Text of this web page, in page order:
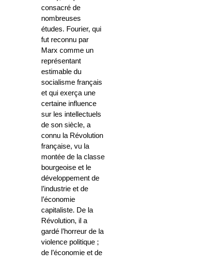
consacré de
nombreuses
études. Fourier, qui
fut reconnu par
Marx comme un
représentant
estimable du
socialisme français
et qui exerça une
certaine influence
sur les intellectuels
de son siècle, a
connu la Révolution
française, vu la
montée de la classe
bourgeoise et le
développement de
l’industrie et de
l’économie
capitaliste. De la
Révolution, il a
gardé l’horreur de la
violence politique ;
de l’économie et de